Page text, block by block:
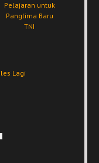
Pelajaran untuk
Panglima Baru
TNI
Lagi